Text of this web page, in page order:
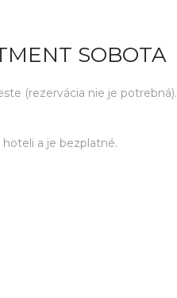
SOBOTA
(rezervácia nie je potrebná).
a je bezplatné.